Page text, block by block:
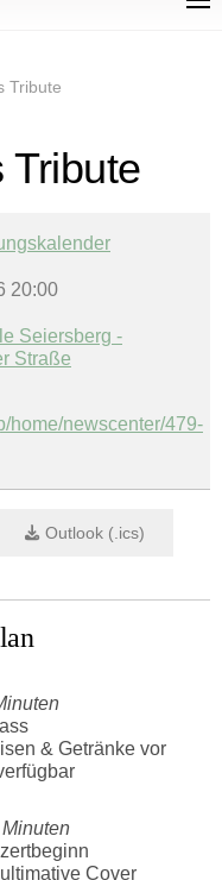
Tribute
Tribute
20:00
Seiersberg -
Straße
home/newscenter/479-
Outlook (.ics)
& Getränke vor
Cover